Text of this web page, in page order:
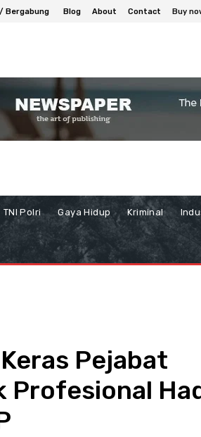
Bergabung Blog About Contact Buy
TNI Polri Gaya Hidup Kriminal
Pejabat
Profesional